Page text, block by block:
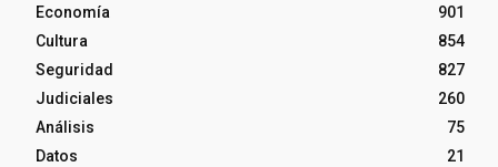
Economía
901
Cultura
854
Seguridad
827
Judiciales
260
Análisis
75
Datos
21